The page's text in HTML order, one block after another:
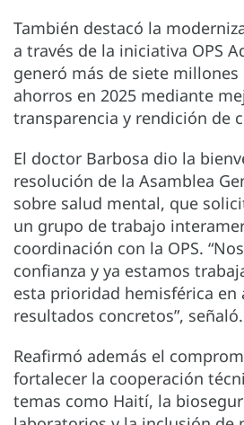
También destacó la
a través de la iniciativa OPS
generó más de siete millones
ahorros en 2025 mediante
transparencia y rendición de
El doctor Barbosa dio la
resolución de la Asamblea
sobre salud mental, que
un grupo de trabajo
coordinación con la OPS.
confianza y ya estamos
esta prioridad hemisférica en
resultados concretos”, señaló.
Reafirmó además el
fortalecer la cooperación
temas como Haití, la